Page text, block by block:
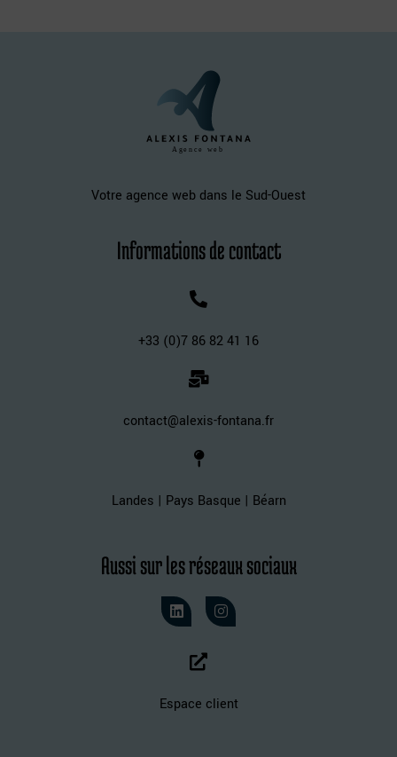
Agence web
Votre agence web dans le Sud-Ouest
Informations de contact
+33 (0)7 86 82 41 16
contact@alexis-fontana.fr
Landes | Pays Basque | Béarn
Aussi sur les réseaux sociaux
Espace client